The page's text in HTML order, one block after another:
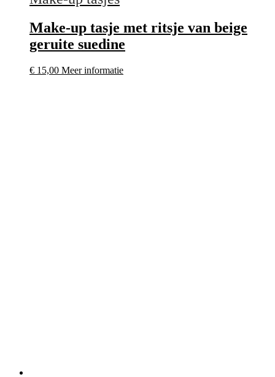
Make-up tasje met ritsje van beige
geruite suedine
€ 15,00 Meer informatie